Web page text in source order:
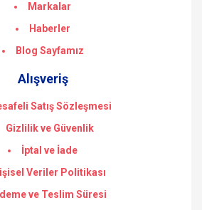
Markalar
Haberler
Blog Sayfamız
Alışveriş
Satış Sözleşmesi
Gizlilik ve Güvenlik
İptal ve İade
Veriler Politikası
ve Teslim Süresi